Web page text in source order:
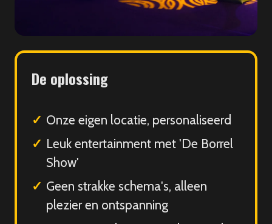
De oplossing
Onze eigen locatie, personaliseerd
Leuk entertainment met 'De Borrel
Show'
Geen strakke schema's, alleen
plezier en ontspanning